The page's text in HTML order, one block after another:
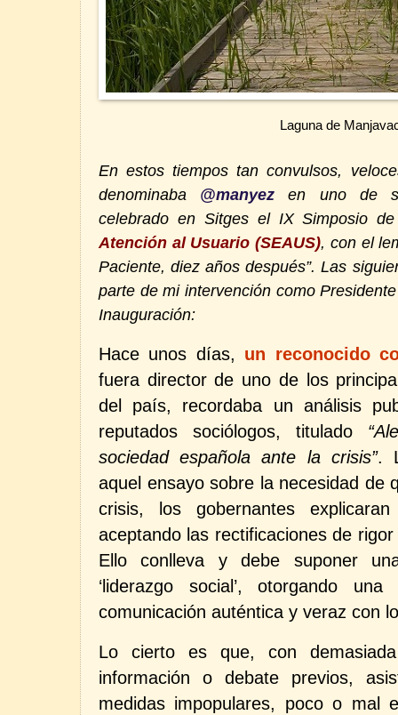
Laguna de
En estos tiempos tan convulsos,
denominaba @manyez en uno de
celebrado en Sitges el IX Simposio
Atención al Usuario (SEAUS), con el
Paciente, diez años después”. Las
parte de mi intervención como
Inauguración:
Hace unos días, un reconocido
fuera director de uno de los
del país, recordaba un análisis
reputados sociólogos, titulado
sociedad española ante la crisis”.
aquel ensayo sobre la necesidad de
crisis, los gobernantes
aceptando las rectificaciones de
Ello conlleva y debe suponer
‘liderazgo social’, otorgando
comunicación auténtica y veraz con
Lo cierto es que, con
información o debate previos,
medidas impopulares, poco o mal